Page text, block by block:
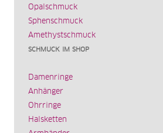
Opalschmuck
Sphenschmuck
Amethystschmuck
SCHMUCK IM SHOP
Damenringe
Anhänger
Ohrringe
Halsketten